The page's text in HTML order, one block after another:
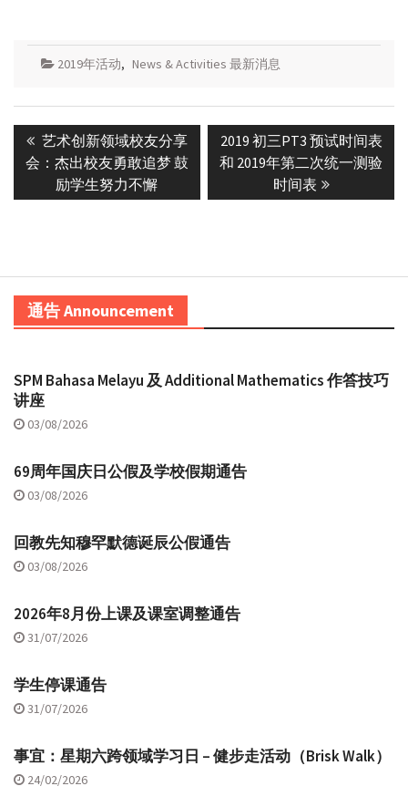
2019年活动, News & Activities 最新消息
Post
navigation
Previous
post:
艺术创新领域校友分享
会：杰出校友勇敢追梦 鼓
励学生努力不懈
Next
post:
2019 初三PT3 预试时间表
和 2019年第二次统一测验
时间表
通告 Announcement
SPM Bahasa Melayu 及 Additional Mathematics 作答技巧
讲座
03/08/2026
69周年国庆日公假及学校假期通告
03/08/2026
回教先知穆罕默德诞辰公假通告
03/08/2026
2026年8月份上课及课室调整通告
31/07/2026
学生停课通告
31/07/2026
事宜：星期六跨领域学习日 – 健步走活动（Brisk Walk）
24/02/2026